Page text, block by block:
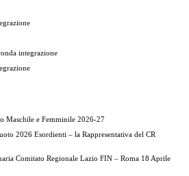
integrazione
Maschile e Femminile 2026-27
2026 Esordienti – la Rappresentativa del CR
Comitato Regionale Lazio FIN – Roma 18 Aprile